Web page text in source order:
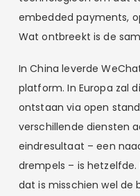
embedded payments,
Wat ontbreekt is de
In China leverde
platform. In Europa zal
ontstaan via open
verschillende diensten
eindresultaat – een
drempels – is
dat is misschien wel de